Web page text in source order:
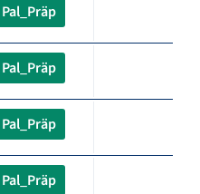
Pal_Präp
Pal_Präp
Pal_Präp
Pal_Präp